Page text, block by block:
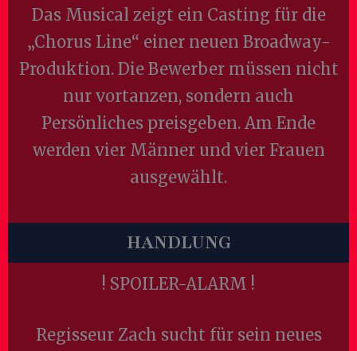
Das Musical zeigt ein Casting für die
„Chorus Line“ einer neuen Broadway-
Produktion. Die Bewerber müssen nicht
nur vortanzen, sondern auch
Persönliches preisgeben. Am Ende
werden vier Männer und vier Frauen
ausgewählt.
HANDLUNG
! SPOILER-ALARM !
Regisseur Zach sucht für sein neues